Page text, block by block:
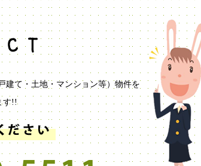
建て・土地・マンション等）物件を
す!!